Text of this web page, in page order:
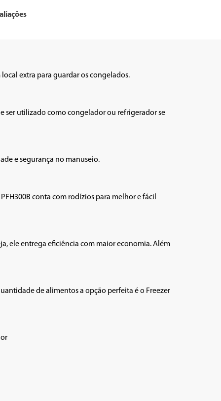
extra para guardar os congelados.
ser utilizado como congelador ou refrigerador se
e segurança no manuseio.
conta com rodízios para melhor e fácil
ele entrega eficiência com maior economia. Além
de alimentos a opção perfeita é o Freezer